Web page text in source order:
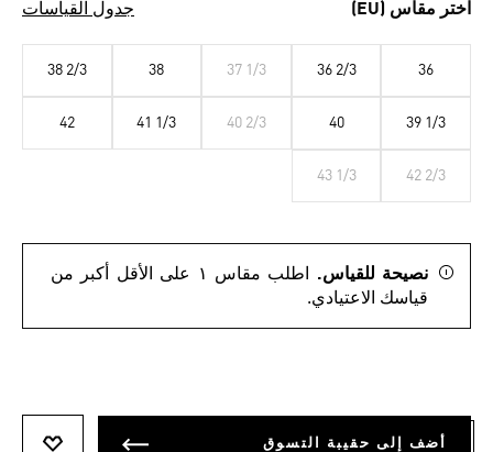
اختر مقاس (EU) جدول القياسات
36
36 2/3
37 1/3
38
38 2/3
39 1/3
40
40 2/3
41 1/3
42
42 2/3
43 1/3
نصيحة للقياس.
اطلب مقاس ١ على الأقل أكبر من
قياسك الاعتيادي.
أضف إلى حقيبة التسوق